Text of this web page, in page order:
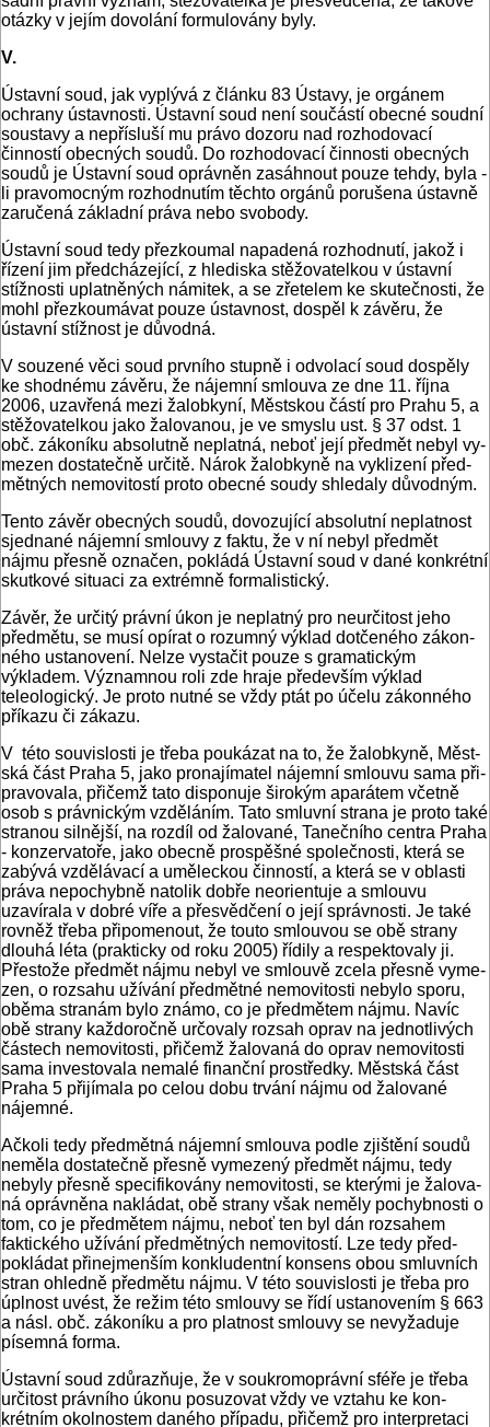
otázky v jejím dovolání formulovány byly.
V.
Ústavní soud, jak vyplývá z článku 83 Ústavy, je orgánem
ochrany ústavnosti. Ústavní soud není součástí obecné soud­ní
soustavy a nepřísluší mu právo dozoru nad rozhodovací
činností obecných soudů. Do rozhodovací činnosti obecných
soudů je Ústavní soud oprávněn zasáhnout pouze tehdy, byla -
li pravomocným rozhodnutím těchto orgánů porušena ústav­ně
zaručená základní práva nebo svobody.
Ústavní soud tedy přezkoumal napadená rozhodnutí, jakož i
řízení jim předcházející, z hlediska stěžovatelkou v ústavní
stížnosti uplatněných námitek, a se zřetelem ke skutečnosti, že
mohl přezkoumávat pouze ústavnost, dospěl k závěru, že
ústavní stížnost je důvodná.
V souzené věci soud prvního stupně i odvolací soud dospě­ly
ke shodnému závěru, že nájemní smlouva ze dne 11. října
2006, uzavřená mezi žalobkyní, Městskou částí pro Prahu 5, a
stěžovatelkou jako žalovanou, je ve smyslu ust. § 37 odst. 1
obč. zákoníku absolutně neplatná, neboť její předmět nebyl vy­
mezen dostatečně určitě. Nárok žalobkyně na vyklizení před­
mětných nemovitostí proto obecné soudy shledaly důvodným.
Tento závěr obecných soudů, dovozující absolutní neplat­nost
sjednané nájemní smlouvy z faktu, že v ní nebyl předmět
nájmu přesně označen, pokládá Ústavní soud v dané konkrét­ní
skutkové situaci za extrémně formalistický.
Závěr, že určitý právní úkon je neplatný pro neurčitost jeho
předmětu, se musí opírat o rozumný výklad dotčeného zákon­
ného ustanovení. Nelze vystačit pouze s gramatickým
výkladem. Významnou roli zde hraje především výklad
teleologický. Je pro­to nutné se vždy ptát po účelu zákonného
příkazu či zákazu.
V této souvislosti je třeba poukázat na to, že žalobkyně, Měst­
ská část Praha 5, jako pronajímatel nájemní smlouvu sama při­
pravovala, přičemž tato disponuje širokým aparátem včetně
osob s právnickým vzděláním. Tato smluvní strana je proto také
stranou silnější, na rozdíl od žalované, Tanečního centra Praha
- konzervatoře, jako obecně prospěšné společnosti, kte­rá se
zabývá vzdělávací a uměleckou činností, a která se v ob­lasti
práva nepochybně natolik dobře neorientuje a smlouvu
uzavírala v dobré víře a přesvědčení o její správnosti. Je také
rovněž třeba připomenout, že touto smlouvou se obě strany
dlouhá léta (prakticky od roku 2005) řídily a respektovaly ji.
Přestože předmět nájmu nebyl ve smlouvě zcela přesně vyme­
zen, o rozsahu užívání předmětné nemovitosti nebylo sporu,
oběma stranám bylo známo, co je předmětem nájmu. Navíc
obě strany každoročně určovaly rozsah oprav na jednotlivých
částech nemovitosti, přičemž žalovaná do oprav nemovitosti
sa­ma investovala nemalé finanční prostředky. Městská část
Praha 5 přijímala po celou dobu trvání nájmu od žalované
nájemné.
Ačkoli tedy předmětná nájemní smlouva podle zjištění sou­dů
neměla dostatečně přesně vymezený předmět nájmu, tedy
nebyly přesně specifikovány nemovitosti, se kterými je žalova­
ná oprávněna nakládat, obě strany však neměly pochybnosti o
tom, co je předmětem nájmu, neboť ten byl dán rozsahem
faktického užívání předmětných nemovitostí. Lze tedy před­
pokládat přinejmenším konkludentní konsens obou smluv­ních
stran ohledně předmětu nájmu. V této souvislosti je třeba pro
úplnost uvést, že režim této smlouvy se řídí ustanovením § 663
a násl. obč. zákoníku a pro platnost smlouvy se nevy­žaduje
písemná forma.
Ústavní soud zdůrazňuje, že v soukromoprávní sféře je tře­ba
určitost právního úkonu posuzovat vždy ve vztahu ke kon­
krétním okolnostem daného případu, přičemž pro interpre­taci